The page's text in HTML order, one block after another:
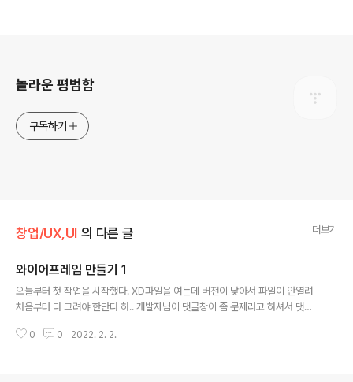
놀라운 평범함
구독하기
창업/UX,UI 의 다른 글 더보기
와이어프레임 만들기 1
오늘부터 첫 작업을 시작했다. XD파일을 여는데 버전이 낮아서 파일이 안열려
처음부터 다 그려야 한단다 하.. 개발자님이 댓글창이 좀 문제라고 하셔서 댓글
면 아이콘 하나하나 만들어야 하는데 오늘 하트 아이콘 하나 그리는데만 20분
0 0 2022. 2. 2.